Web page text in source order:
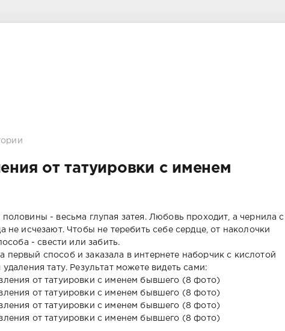
от татуировки с именем
половины - весьма глупая затея. Любовь проходит, а чернила с
не исчезают. Чтобы не теребить себе сердце, от наколочки
- свести или забить.
способ и заказала в интернете наборчик с кислотой
тату. Результат можете видеть сами: